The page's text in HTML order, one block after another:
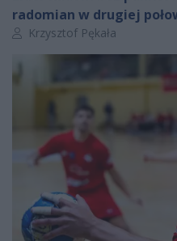
radomian w drugiej
Autor artykułu:
Krzysztof Pękała